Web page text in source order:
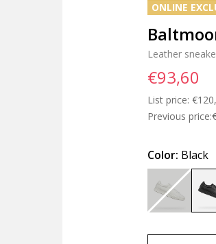
ONLINE
Leather
Previous price:
List price:
€93,60
Color: Black